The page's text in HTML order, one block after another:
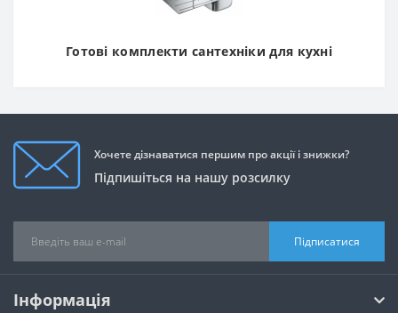
Готові комплекти сантехніки для кухні
Хочете дізнаватися першим про акції і знижки?
Підпишіться на нашу розсилку
Підписатися
Інформація